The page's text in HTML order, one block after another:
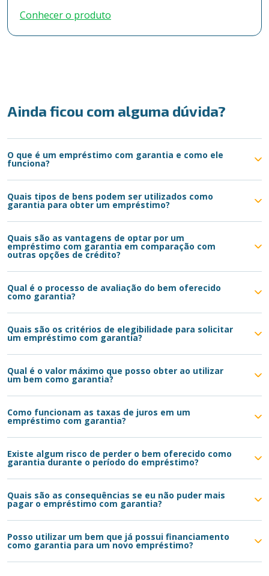
Conhecer o produto
Ainda ficou com alguma dúvida?
O que é um empréstimo com garantia e como ele
funciona?
Quais tipos de bens podem ser utilizados como
garantia para obter um empréstimo?
Quais são as vantagens de optar por um
empréstimo com garantia em comparação com
outras opções de crédito?
Qual é o processo de avaliação do bem oferecido
como garantia?
Quais são os critérios de elegibilidade para solicitar
um empréstimo com garantia?
Qual é o valor máximo que posso obter ao utilizar
um bem como garantia?
Como funcionam as taxas de juros em um
empréstimo com garantia?
Existe algum risco de perder o bem oferecido como
garantia durante o período do empréstimo?
Quais são as consequências se eu não puder mais
pagar o empréstimo com garantia?
Posso utilizar um bem que já possui financiamento
como garantia para um novo empréstimo?